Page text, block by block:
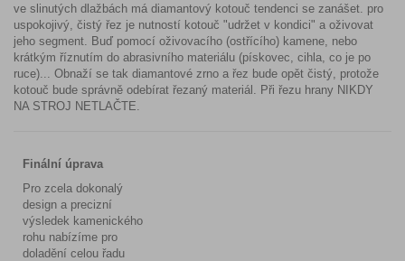
ve slinutých dlažbách má diamantový kotouč tendenci se zanášet. pro
uspokojivý, čistý řez je nutností kotouč "udržet v kondici" a oživovat
jeho segment. Buď pomocí oživovacího (ostřícího) kamene, nebo
krátkým říznutím do abrasivního materiálu (pískovec, cihla, co je po
ruce)... Obnaží se tak diamantové zrno a řez bude opět čistý, protože
kotouč bude správně odebírat řezaný materiál. Při řezu hrany NIKDY
NA STROJ NETLAČTE.
Finální úprava
Pro zcela dokonalý
design a precizní
výsledek kamenického
rohu nabízíme pro
doladění celou řadu